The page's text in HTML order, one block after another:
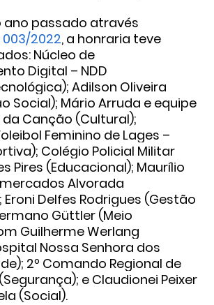
ano passado através
2022, a honraria teve
Núcleo de
Digital – NDD
Adilson Oliveira
Social); Mário Arruda e equipe
Canção (Cultural);
Feminino de Lages –
Colégio Policial Militar
Pires (Educacional); Maurílio
Alvorada
Delfes Rodrigues (Gestão
Güttler (Meio
Guilherme Werlang
Nossa Senhora dos
2º Comando Regional de
e Claudionei Peixer
(Social).